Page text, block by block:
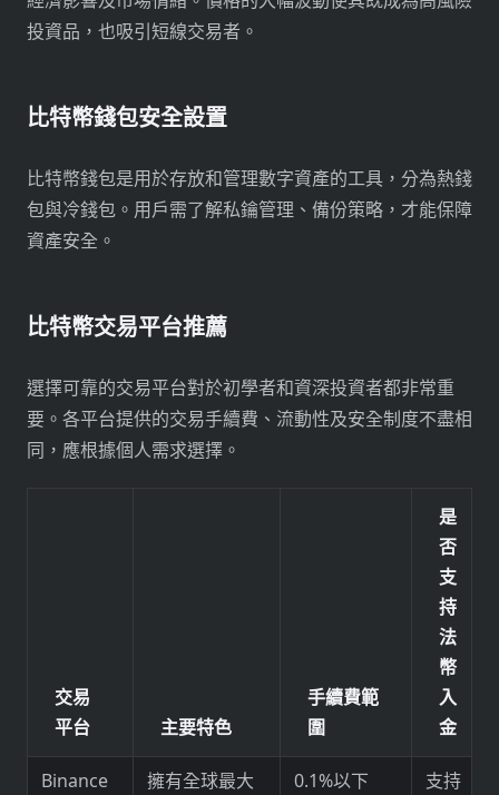
投資品，也吸引短線交易者。
比特幣錢包安全設置
比特幣錢包是用於存放和管理數字資產的工具，分為熱錢
包與冷錢包。用戶需了解私鑰管理、備份策略，才能保障
資產安全。
比特幣交易平台推薦
選擇可靠的交易平台對於初學者和資深投資者都非常重
要。各平台提供的交易手續費、流動性及安全制度不盡相
同，應根據個人需求選擇。
交易
平台
主要特色
手續費範
圍
是
否
支
持
法
幣
入
金
Binance
擁有全球最大
0.1%以下 支持